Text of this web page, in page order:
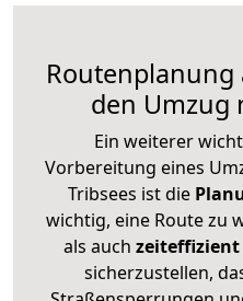
den Umzug
Ein weiterer
Vorbereitung eines
Tribsees ist die
wichtig, eine Route zu
als auch zeiteffizient
sicherzustellen,